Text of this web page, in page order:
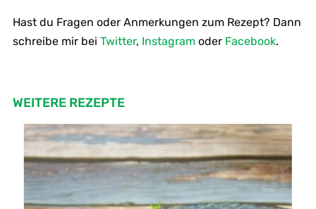
Hast du Fragen oder Anmerkungen zum Rezept? Dann
schreibe mir bei Twitter, Instagramoder Facebook.
WEITERE REZEPTE